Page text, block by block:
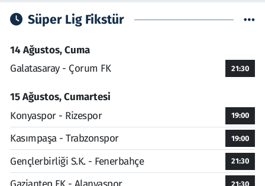
Süper Lig Fikstür
14 Ağustos, Cuma
Galatasaray - Çorum FK
21:30
15 Ağustos, Cumartesi
Konyaspor - Rizespor
19:00
Kasımpaşa - Trabzonspor 19:00
Gençlerbirliği S.K. - Fenerbahçe 21:30
21:30